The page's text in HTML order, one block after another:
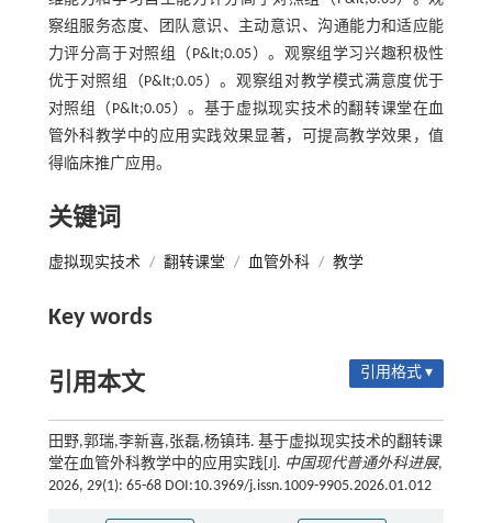
察组服务态度、团队意识、主动意识、沟通能力和适应能
力评分高于对照组（P&lt;0.05）。观察组学习兴趣积极性
优于对照组（P&lt;0.05）。观察组对教学模式满意度优于
对照组（P&lt;0.05）。基于虚拟现实技术的翻转课堂在血
管外科教学中的应用实践效果显著，可提高教学效果，值
得临床推广应用。
关键词
虚拟现实技术 / 翻转课堂 / 血管外科 / 教学
Key words
引用本文 引用格式 ▾
田野,郭瑞,李新喜,张磊,杨镇玮. 基于虚拟现实技术的翻转课
堂在血管外科教学中的应用实践[J]. 中国现代普通外科进展,
2026, 29(1): 65-68 DOI:10.3969/j.issn.1009-9905.2026.01.012